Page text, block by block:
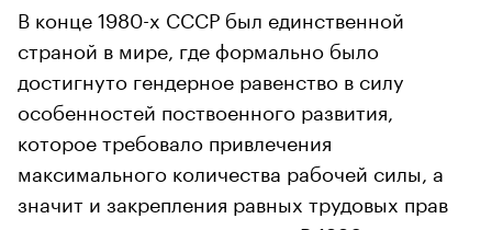
В конце 1980-х СССР был единственной
страной в мире, где формально было
достигнуто гендерное равенство в силу
особенностей поствоенного развития,
которое требовало привлечения
максимального количества рабочей силы, а
значит и закрепления равных трудовых прав